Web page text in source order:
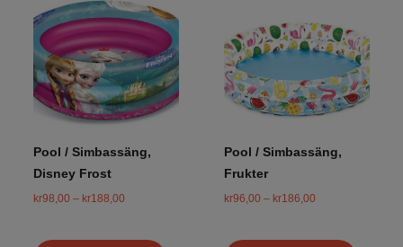
Pool / Simbassäng,
Disney Frost
kr98,00 – kr188,00
Pool / Simbassäng,
Frukter
kr96,00 – kr186,00